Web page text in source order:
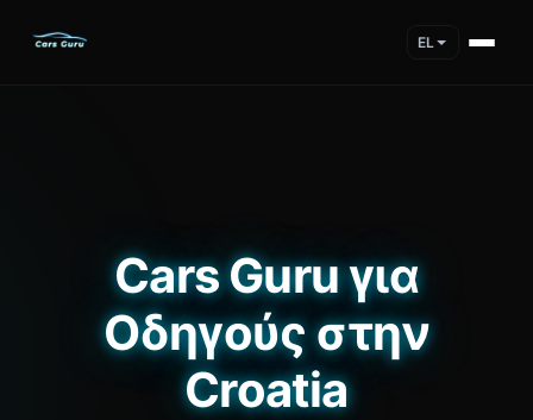
EL
Cars Guru για
Οδηγούς στην
Croatia